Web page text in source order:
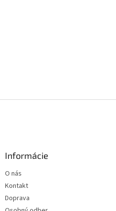
Informácie
O nás
Kontakt
Doprava